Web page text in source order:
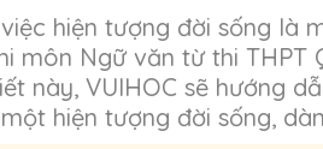
hiện tượng đời sống là
môn Ngữ văn từ thi THPT
này, VUIHOC sẽ hướng
hiện tượng đời sống,